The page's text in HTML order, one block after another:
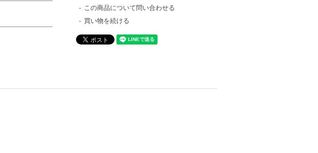
この商品について問い合わせる
買い物を続ける